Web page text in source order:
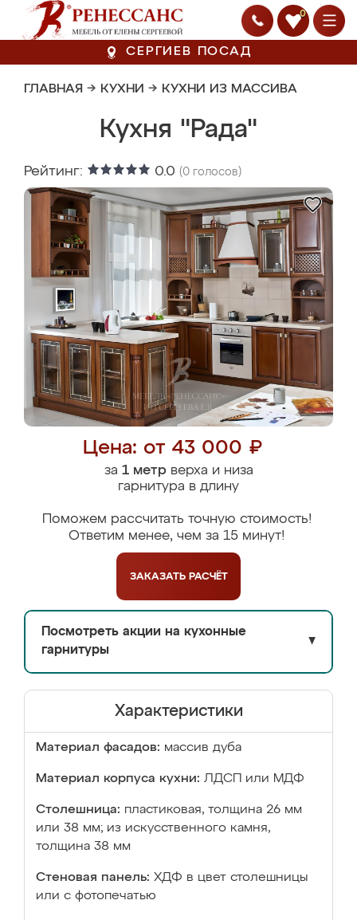
0
СЕРГИЕВ ПОСАД
ГЛАВНАЯ → КУХНИ → КУХНИ ИЗ МАССИВА
Кухня "Рада"
Рейтинг: 0.0 (0 голосов)
Цена: от 43 000 ₽
за 1 метрверха и низа
гарнитура в длину
Поможем рассчитать точную стоимость!
Ответим менее, чем за 15 минут!
ЗАКАЗАТЬ РАСЧЁТ
Посмотреть акции на кухонные
гарнитуры
▼
Характеристики
Материал фасадов: массив дуба
Материал корпуса кухни: ЛДСП или МДФ
Столешница: пластиковая, толщина 26 мм
или 38 мм; из искусственного камня,
толщина 38 мм
Стеновая панель: ХДФ в цвет столешницы
или с фотопечатью